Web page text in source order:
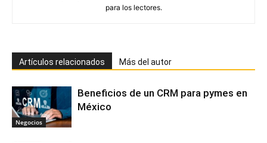
para los lectores.
Artículos relacionados Más del autor
Negocios
Beneficios de un CRM para pymes en
México